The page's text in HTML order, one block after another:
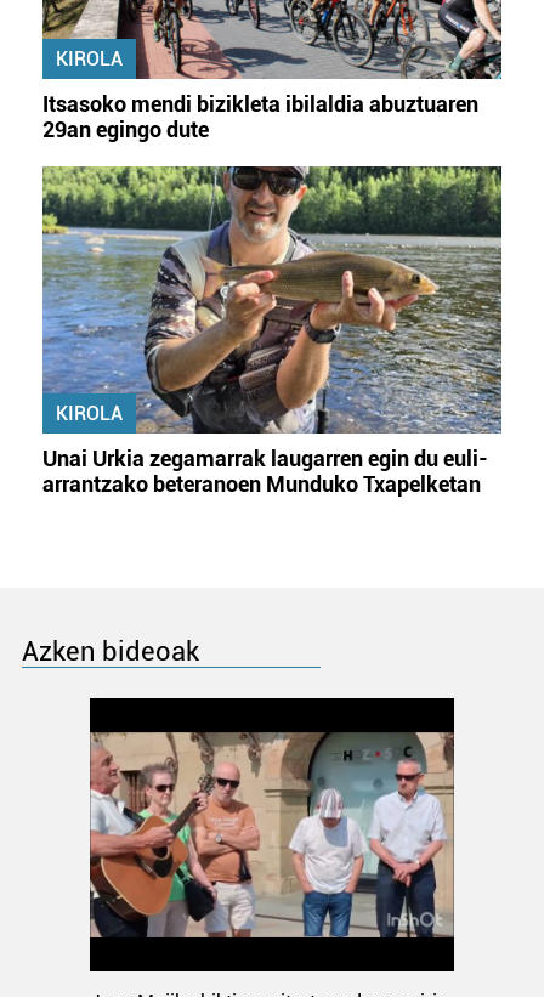
KIROLA
Itsasoko mendi bizikleta ibilaldia abuztuaren
29an egingo dute
KIROLA
Unai Urkia zegamarrak laugarren egin du euli-
arrantzako beteranoen Munduko Txapelketan
Azken bideoak